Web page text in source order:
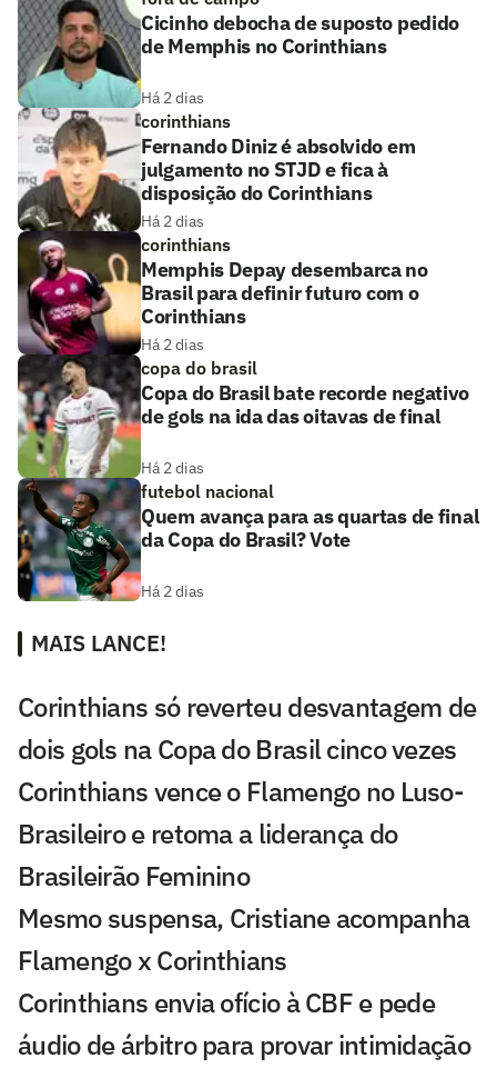
Cicinho debocha de suposto pedido
de Memphis no Corinthians
Há 2 dias
corinthians
Fernando Diniz é absolvido em
julgamento no STJD e fica à
disposição do Corinthians
Há 2 dias
corinthians
Memphis Depay desembarca no
Brasil para definir futuro com o
Corinthians
Há 2 dias
copa do brasil
Copa do Brasil bate recorde negativo
de gols na ida das oitavas de final
Há 2 dias
futebol nacional
Quem avança para as quartas de final
da Copa do Brasil? Vote
Há 2 dias
MAIS LANCE!
Corinthians só reverteu desvantagem de
dois gols na Copa do Brasil cinco vezes
Corinthians vence o Flamengo no Luso-
Brasileiro e retoma a liderança do
Brasileirão Feminino
Mesmo suspensa, Cristiane acompanha
Flamengo x Corinthians
Corinthians envia ofício à CBF e pede
áudio de árbitro para provar intimidação